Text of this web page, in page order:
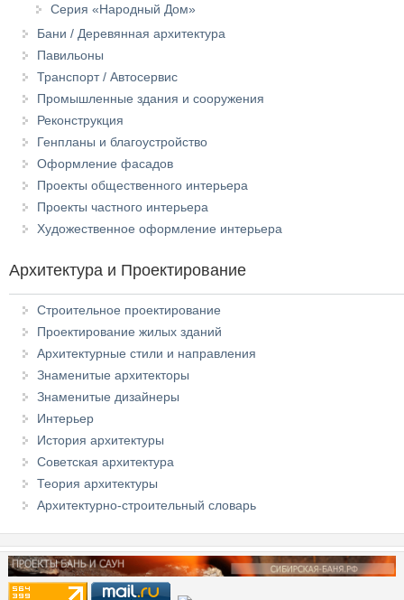
Серия «Народный Дом»
Бани / Деревянная архитектура
Павильоны
Транспорт / Автосервис
Промышленные здания и сооружения
Реконструкция
Генпланы и благоустройство
Оформление фасадов
Проекты общественного интерьера
Проекты частного интерьера
Художественное оформление интерьера
Архитектура и Проектирование
Строительное проектирование
Проектирование жилых зданий
Архитектурные стили и направления
Знаменитые архитекторы
Знаменитые дизайнеры
Интерьер
История архитектуры
Советская архитектура
Теория архитектуры
Архитектурно-строительный словарь